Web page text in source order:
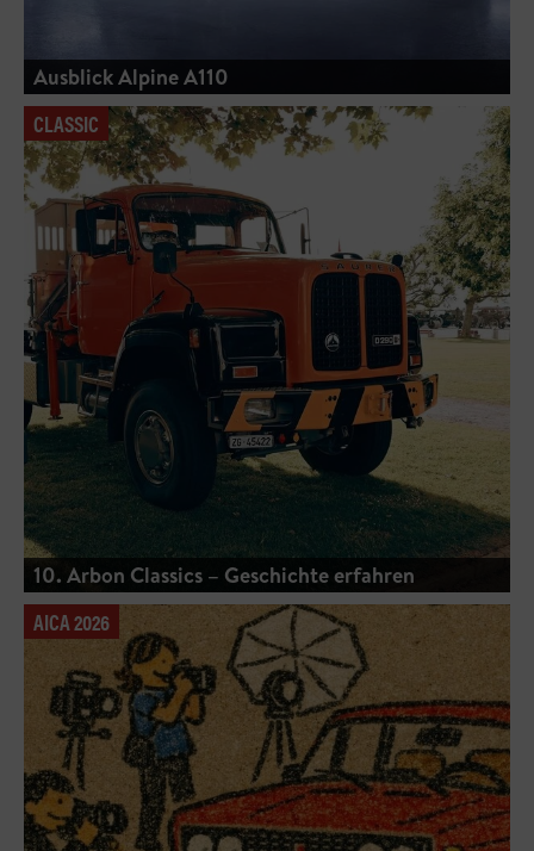
Ausblick Alpine A110
CLASSIC
10. Arbon Classics – Geschichte erfahren
AICA 2026